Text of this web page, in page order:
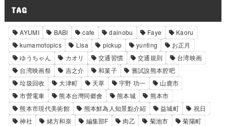
TAG
AYUMI BABI cafe dainobu Faye
Kaoru
kumamotopics
Lisa pickup yunting
お正月
ゆうちゃん
カオリ 交通習慣 交通規則
台湾映画
台湾映画祭
吉之介 和菓子
嘗試說熊本腔吧
垃圾回收
大津町 天草 宇野 功一
山鹿市
市營電車
熊本台灣同郷會 熊本城
熊本市
熊本市現代美術館
熊本鮮為人知景點介紹 益城町
祝日
神社
緒方和奈 編集部F 肉乙 菊池市
菊陽町